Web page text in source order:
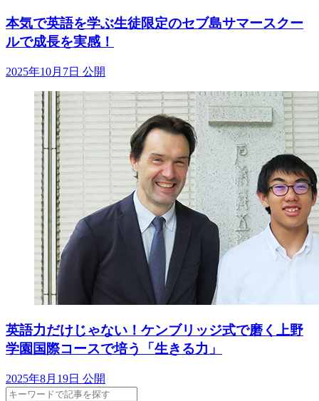
本気で英語を学ぶ生徒限定のセブ島サマースクー
ルで成長を実感！
2025年10月7日 公開
英語力だけじゃない！ケンブリッジ式で磨く上野
学園国際コースで培う「生きる力」
2025年8月19日 公開